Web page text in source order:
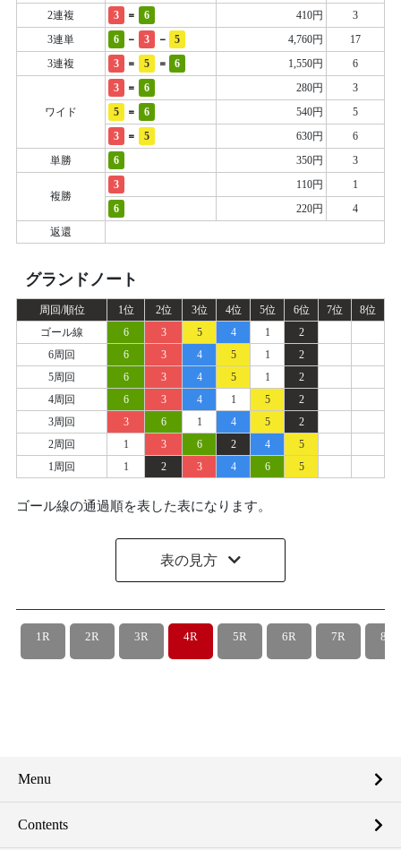
2連複
3 = 6 410円
3
3連単
6 - 3 - 5 4,760円
17
3連複
3 = 5 = 6 1,550円 6
ワイド
3 = 6 280円
3
5
= 6 540円
5
3
= 5 630円
6
単勝
6 350円 3
複勝
3 110円
1
6
220円
4
返還
グランドノート
周回/順位 1位 2位 3位 4位 5位 6位 7位
8位
ゴール線
6 3 5 4 1
2
6周回
6 3 4 5 1
2
5周回
6 3 4 5 1
2
4周回
6 3 4 1 5
2
3周回
3 6 1 4 5
2
2周回
1 3 6 2 4
5
1周回
1 2 3 4 6 5
ゴール線の通過順を表した表になります。
表の見方
1R 2R 3R 4R 5R 6R 7R 8R
Menu
Contents